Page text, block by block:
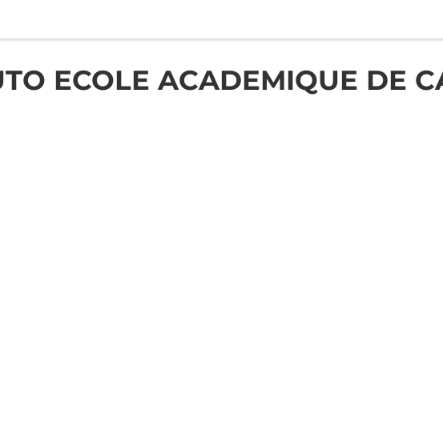
ECOLE ACADEMIQUE DE